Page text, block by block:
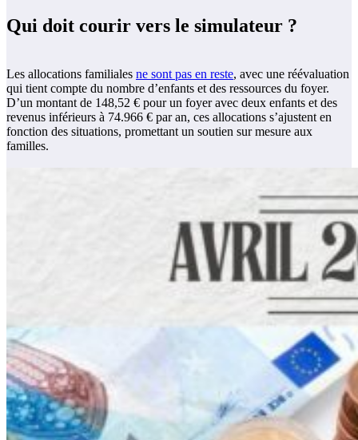
Qui doit courir vers le simulateur ?
Les allocations familiales ne sont pas en reste, avec une réévaluation
qui tient compte du nombre d’enfants et des ressources du foyer.
D’un montant de 148,52 € pour un foyer avec deux enfants et des
revenus inférieurs à 74.966 € par an, ces allocations s’ajustent en
fonction des situations, promettant un soutien sur mesure aux
familles.